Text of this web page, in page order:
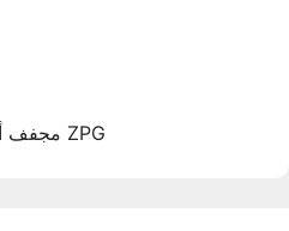
مجفف أشعل النار ZPG